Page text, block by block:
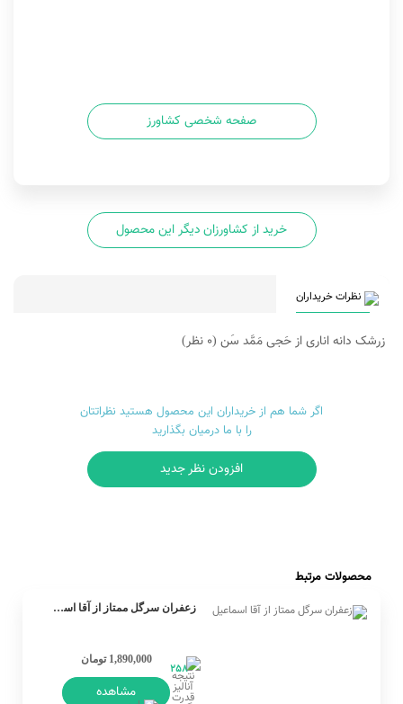
صفحه شخصی کشاورز
خرید از کشاورزان دیگر این محصول
نظرات خریداران
زرشک دانه اناری از حَجی مَمَّد سَن (0 نظر)
اگر شما هم از خریداران این محصول هستید نظراتتان
را با ما درمیان بگذارید
افزودن نظر جدید
محصولات مرتبط
زعفران سرگل ممتاز از آقا اسماعیل
1,890,000 تومان
مشاهده
258